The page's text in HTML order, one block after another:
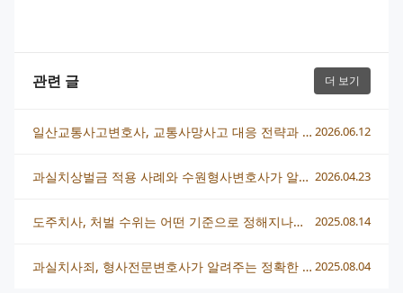
관련 글 더 보기
일산교통사고변호사, 교통사망사고 대응 전략과 상담 흐름 총정리 2026.06.12
과실치상벌금 적용 사례와 수원형사변호사가 알려주는 효과적 대응법 2026.04.23
도주치사, 처벌 수위는 어떤 기준으로 정해지나요? 형사 전문 변호사가 알려드려요 2025.08.14
과실치사죄, 형사전문변호사가 알려주는 정확한 대응법 2025.08.04